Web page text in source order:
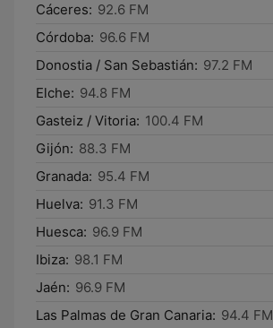
Cáceres: 92.6 FM
Córdoba: 96.6 FM
Donostia / San Sebastián: 97.2 FM
Elche: 94.8 FM
Gasteiz / Vitoria: 100.4 FM
Gijón: 88.3 FM
Granada: 95.4 FM
Huelva: 91.3 FM
Huesca: 96.9 FM
Ibiza: 98.1 FM
Jaén: 96.9 FM
Las Palmas de Gran Canaria: 94.4 FM